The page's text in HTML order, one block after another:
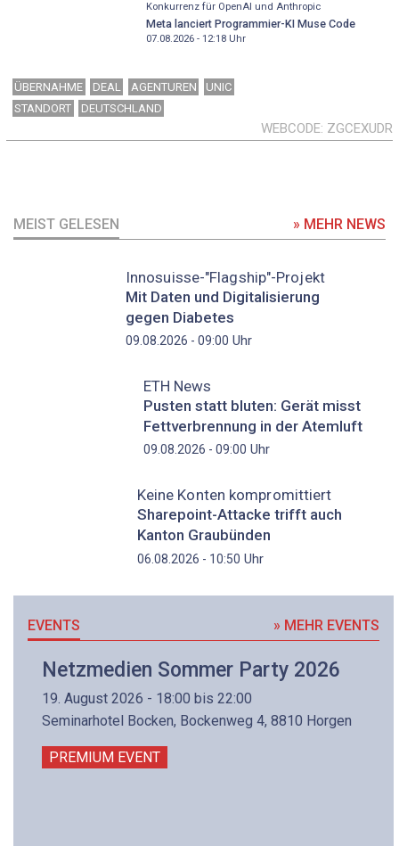
Konkurrenz für OpenAI und Anthropic
Meta lanciert Programmier-KI Muse Code
07.08.2026 - 12:18Uhr
ÜBERNAHME DEAL AGENTUREN
UNIC
STANDORT
DEUTSCHLAND
WEBCODE ZGCEXUDR
MEIST GELESEN » MEHR NEWS
Innosuisse-"Flagship"-Projekt
Mit Daten und Digitalisierung
gegen Diabetes
09.08.2026 - 09:00 Uhr
ETH News
Pusten statt bluten: Gerät misst
Fettverbrennung in der Atemluft
09.08.2026 - 09:00 Uhr
Keine Konten kompromittiert
Sharepoint-Attacke trifft auch
Kanton Graubünden
06.08.2026 - 10:50 Uhr
EVENTS » MEHR EVENTS
Netzmedien Sommer Party 2026
19. August 2026 - 18:00 bis 22:00
Seminarhotel Bocken, Bockenweg 4, 8810 Horgen
PREMIUM EVENT